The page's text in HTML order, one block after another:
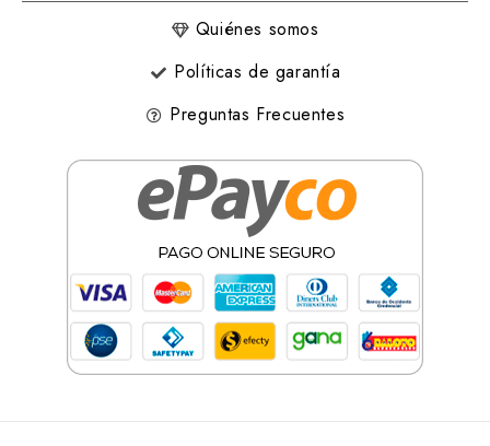
Quiénes somos
Políticas de garantía
Preguntas Frecuentes